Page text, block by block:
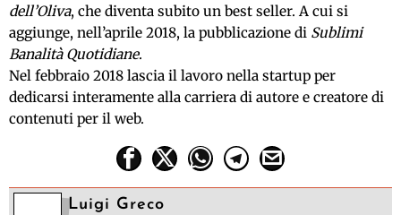
dell’Oliva, che diventa subito un best seller. A cui si
aggiunge, nell’aprile 2018, la pubblicazione di Sublimi
Banalità Quotidiane.
Nel febbraio 2018 lascia il lavoro nella startup per
dedicarsi interamente alla carriera di autore e creatore di
contenuti per il web.
Luigi Greco